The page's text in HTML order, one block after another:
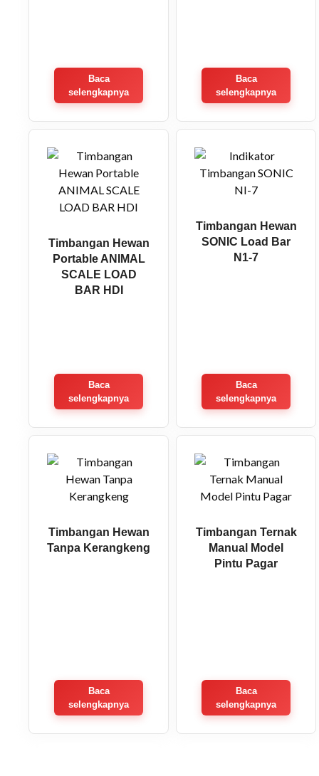
Baca
selengkapnya
Baca
selengkapnya
Timbangan Hewan
Portable ANIMAL
SCALE LOAD
BAR HDI
Baca
selengkapnya
Timbangan Hewan
SONIC Load Bar
N1-7
Baca
selengkapnya
Timbangan Hewan
Tanpa Kerangkeng
Baca
selengkapnya
Timbangan Ternak
Manual Model
Pintu Pagar
Baca
selengkapnya